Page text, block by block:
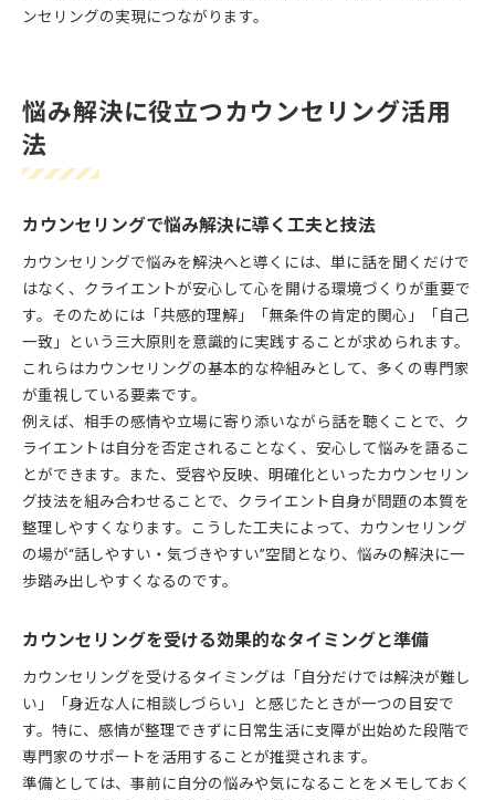
ンセリングの実現につながります。
悩み解決に役立つカウンセリング活用
法
カウンセリングで悩み解決に導く工夫と技法
カウンセリングで悩みを解決へと導くには、単に話を聞くだけで
はなく、クライエントが安心して心を開ける環境づくりが重要で
す。そのためには「共感的理解」「無条件の肯定的関心」「自己
一致」という三大原則を意識的に実践することが求められます。
これらはカウンセリングの基本的な枠組みとして、多くの専門家
が重視している要素です。
例えば、相手の感情や立場に寄り添いながら話を聴くことで、ク
ライエントは自分を否定されることなく、安心して悩みを語るこ
とができます。また、受容や反映、明確化といったカウンセリン
グ技法を組み合わせることで、クライエント自身が問題の本質を
整理しやすくなります。こうした工夫によって、カウンセリング
の場が“話しやすい・気づきやすい”空間となり、悩みの解決に一
歩踏み出しやすくなるのです。
カウンセリングを受ける効果的なタイミングと準備
カウンセリングを受けるタイミングは「自分だけでは解決が難し
い」「身近な人に相談しづらい」と感じたときが一つの目安で
す。特に、感情が整理できずに日常生活に支障が出始めた段階で
専門家のサポートを活用することが推奨されます。
準備としては、事前に自分の悩みや気になることをメモしておく